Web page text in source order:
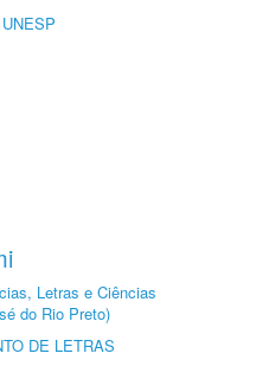
Letras e Ciências
do Rio Preto)
DE LETRAS